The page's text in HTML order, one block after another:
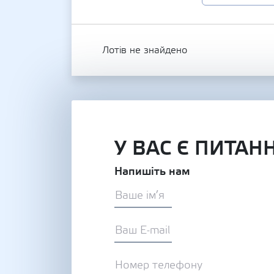
Лотів не знайдено
У ВАС Є
Напишіть нам